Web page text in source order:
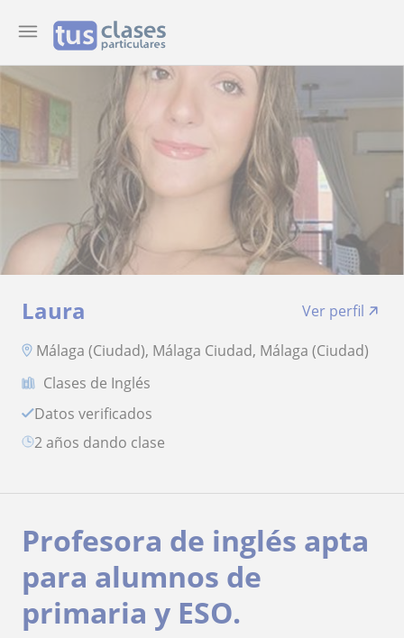
Laura
Ver perfil
Málaga (Ciudad), Málaga Ciudad, Málaga (Ciudad)
Clases de Inglés
Datos verificados
2 años dando clase
Profesora de inglés apta
para alumnos de
primaria y ESO.